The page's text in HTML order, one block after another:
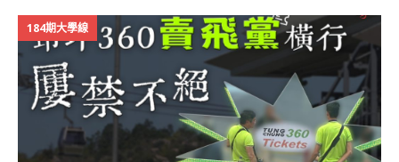
184期大學線